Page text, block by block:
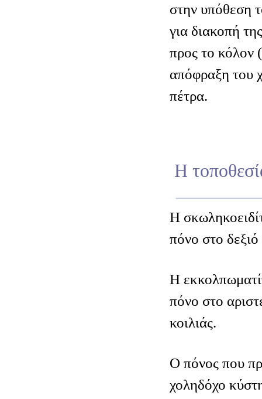
στην υπόθεση
για διακοπή
προς το κόλον
απόφραξη του
πέτρα.
Η
Η
πόνο στο
Η
πόνο στο
κοιλιάς.
Ο πόνος που
χοληδόχο